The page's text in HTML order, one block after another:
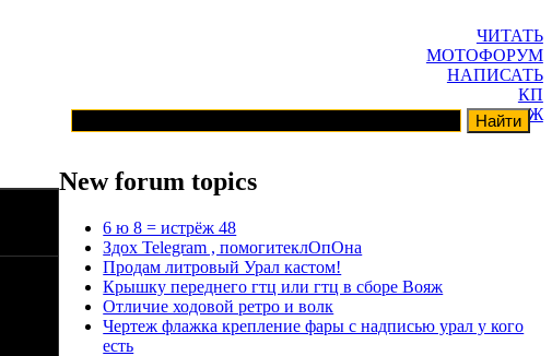
ЧИТАТЬ
МОТОФОРУМ
НАПИСАТЬ
КП
ГАРАЖ
New forum topics
6 ю 8 = истрёж 48
Здох Telegram , помогитеклОпОна
Продам литровый Урал кастом!
Крышку переднего гтц или гтц в сборе Вояж
Отличие ходовой ретро и волк
Чертеж флажка крепление фары с надписью урал у кого
есть